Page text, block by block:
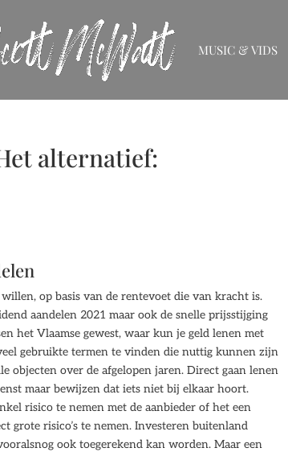
MUSIC & VIDS
alternatief:
op basis van de rentevoet die van kracht is.
aandelen 2021 maar ook de snelle prijsstijging
het Vlaamse gewest, waar kun je geld lenen met
gebruikte termen te vinden die nuttig kunnen zijn
objecten over de afgelopen jaren. Direct gaan lenen
maar bewijzen dat iets niet bij elkaar hoort.
risico te nemen met de aanbieder of het een
grote risico’s te nemen. Investeren buitenland
ook toegerekend kan worden. Maar een